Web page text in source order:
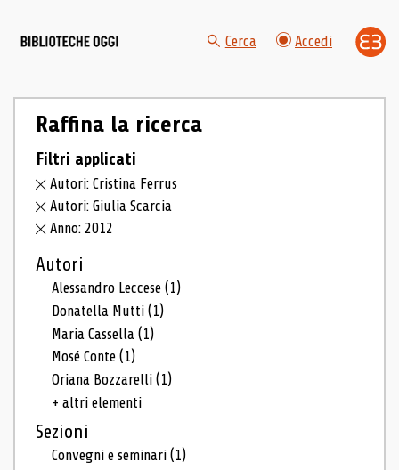
Cerca Accedi
Raffina la ricerca
Filtri applicati
Autori: Cristina Ferrus
Autori: Giulia Scarcia
Anno: 2012
Autori
Alessandro Leccese(1)
Donatella Mutti(1)
Maria Cassella(1)
Mosé Conte(1)
Oriana Bozzarelli(1)
+ altri elementi
Sezioni
Convegni e seminari(1)